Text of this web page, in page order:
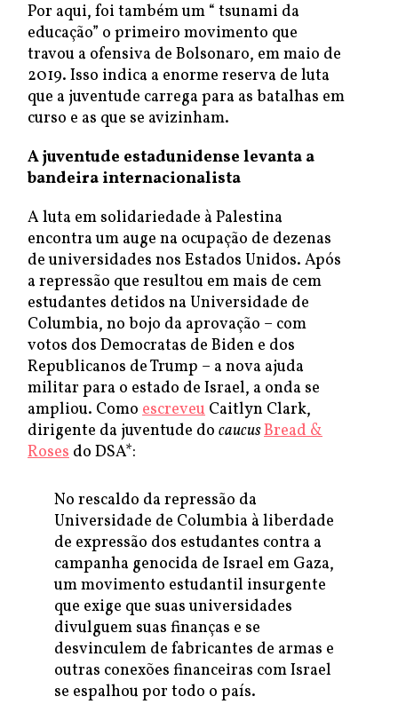
Por aqui, foi também um “ tsunami da
educação” o primeiro movimento que
travou a ofensiva de Bolsonaro, em maio de
2019. Isso indica a enorme reserva de luta
que a juventude carrega para as batalhas em
curso e as que se avizinham.
A juventude estadunidense levanta a
bandeira internacionalista
A luta em solidariedade à Palestina
encontra um auge na ocupação de dezenas
de universidades nos Estados Unidos. Após
a repressão que resultou em mais de cem
estudantes detidos na Universidade de
Columbia, no bojo da aprovação – com
votos dos Democratas de Biden e dos
Republicanos de Trump – a nova ajuda
militar para o estado de Israel, a onda se
ampliou. Como escreveu Caitlyn Clark,
dirigente da juventude do caucusBread &
Roses do DSA*:
No rescaldo da repressão da
Universidade de Columbia à liberdade
de expressão dos estudantes contra a
campanha genocida de Israel em Gaza,
um movimento estudantil insurgente
que exige que suas universidades
divulguem suas finanças e se
desvinculem de fabricantes de armas e
outras conexões financeiras com Israel
se espalhou por todo o país.